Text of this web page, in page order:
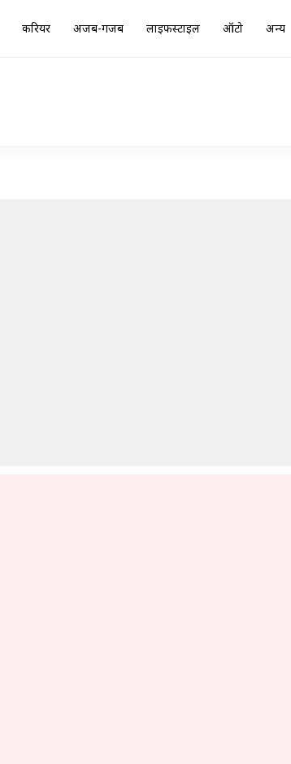
करियर अजब-गजब लाइफस्टाइल ऑटो अन्य